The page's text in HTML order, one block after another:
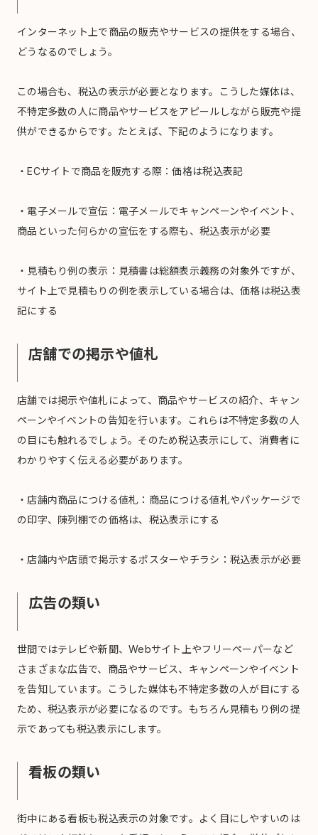
インターネット上で商品の販売やサービスの提供をする場合、
どうなるのでしょう。
この場合も、税込の表示が必要となります。こうした媒体は、
不特定多数の人に商品やサービスをアピールしながら販売や提
供ができるからです。たとえば、下記のようになります。
・ECサイトで商品を販売する際：価格は税込表記
・電子メールで宣伝：電子メールでキャンペーンやイベント、
商品といった何らかの宣伝をする際も、税込表示が必要
・見積もり例の表示：見積書は総額表示義務の対象外ですが、
サイト上で見積もりの例を表示している場合は、価格は税込表
記にする
店舗での掲示や値札
店舗では掲示や値札によって、商品やサービスの紹介、キャン
ペーンやイベントの告知を行います。これらは不特定多数の人
の目にも触れるでしょう。そのため税込表示にして、消費者に
わかりやすく伝える必要があります。
・店舗内商品につける値札：商品につける値札やパッケージで
の印字、陳列棚での価格は、税込表示にする
・店舗内や店頭で掲示するポスターやチラシ：税込表示が必要
広告の類い
世間ではテレビや新聞、Webサイト上やフリーペーパーなど
さまざまな広告で、商品やサービス、キャンペーンやイベント
を告知しています。こうした媒体も不特定多数の人が目にする
ため、税込表示が必要になるのです。もちろん見積もり例の提
示であっても税込表示にします。
看板の類い
街中にある看板も税込表示の対象です。よく目にしやすいのは